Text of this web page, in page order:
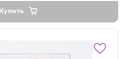
Купить